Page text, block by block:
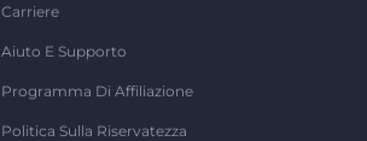
Carriere
Aiuto E Supporto
Programma Di Affiliazione
Politica Sulla Riservatezza